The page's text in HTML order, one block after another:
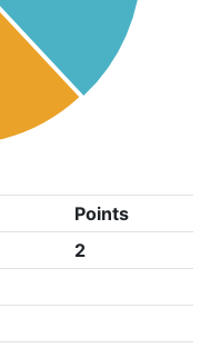
Points
2